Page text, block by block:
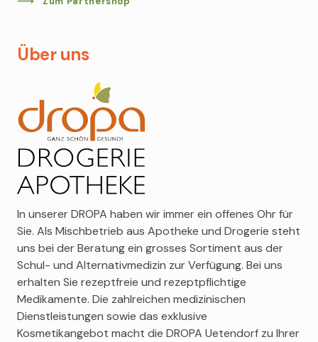
Vichy
Montblanc
Alessandro
Avène
Acca Kappa
Clarins
Berdoues
Getreide, über Müeslimischungen bis zur Instant-
MEHR ERFAHREN
Über uns
In unserer DROPA haben wir immer ein offenes Ohr für
Sie. Als Mischbetrieb aus Apotheke und Drogerie steht
uns bei der Beratung ein grosses Sortiment aus der
Schul- und Alternativmedizin zur Verfügung. Bei uns
erhalten Sie rezeptfreie und rezeptpflichtige
Medikamente. Die zahlreichen medizinischen
Dienstleistungen sowie das exklusive
Kosmetikangebot macht die DROPA Uetendorf zu Ihrer